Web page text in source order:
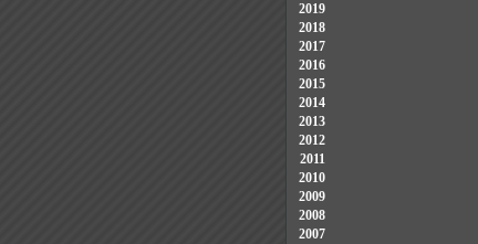
2019
2018
2017
2016
2015
2014
2013
2012
2011
2010
2009
2008
2007